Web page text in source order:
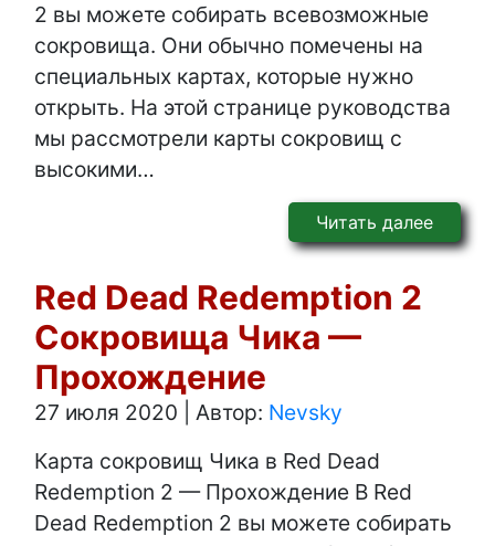
2 вы можете собирать всевозможные
сокровища. Они обычно помечены на
специальных картах, которые нужно
открыть. На этой странице руководства
мы рассмотрели карты сокровищ с
высокими…
Читать далее
Red Dead Redemption 2
Сокровища Чика —
Прохождение
27 июля 2020 Автор: Nevsky
Карта сокровищ Чика в Red Dead
Redemption 2 — Прохождение В Red
Dead Redemption 2 вы можете собирать